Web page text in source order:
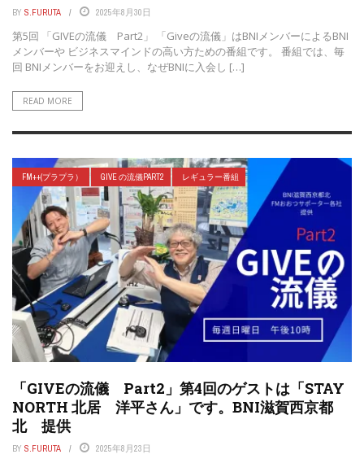
BY S.FURUTA 2025年8月30日
第5回 「GIVEの流儀 Part2」 「Giveの流儀」はBNIメンバーによるBNI
メンバーや ビジネスマインドの高い方ための番組です。 番組では、毎
回 BNIメンバーをお迎えし、なぜBNIに入会し […]
READ MORE
FM++(プラプラ） GIVE の流儀PART2 レギュラー番組
「GIVEの流儀 Part2」第4回のゲストは「STAY
NORTH 北居 洋平さん」です。BNI滋賀西京都
北 提供
BY S.FURUTA 2025年8月23日